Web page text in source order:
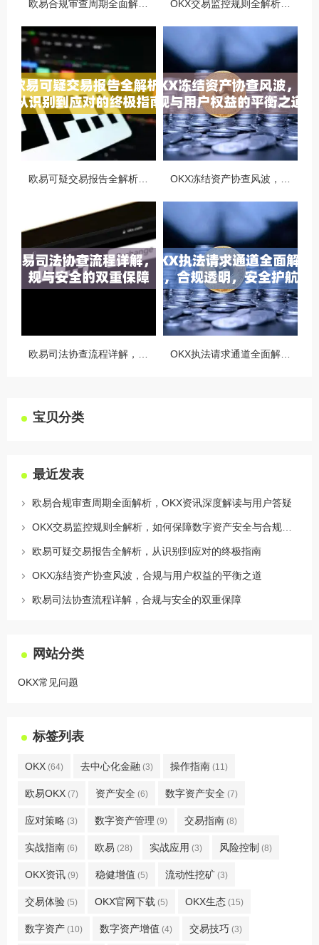
宝贝分类
最近发表
欧易合规审查周期全面解析，OKX资讯深度解读与用户答疑
欧易可疑交易报告全解析，从识别到应对的终极指南
OKX冻结资产协查风波，合规与用户权益的平衡之道
欧易司法协查流程详解，合规与安全的双重保障
网站分类
OKX常见问题
标签列表
OKX (64) 去中心化金融 (3) 操作指南 (11)
欧易OKX (7) 资产安全 (6) 数字资产安全 (7)
应对策略 (3) 数字资产管理 (9) 交易指南 (8)
实战指南 (6) 欧易 (28) 实战应用 (3) 风险控制 (8)
OKX资讯 (9) 稳健增值 (5) 流动性挖矿 (3)
交易体验 (5) OKX官网下载 (5) OKX生态 (15)
数字资产 (10) 数字资产增值 (4) 交易技巧 (3)